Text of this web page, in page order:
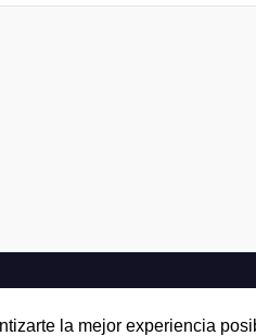
Aviso
la mejor experiencia